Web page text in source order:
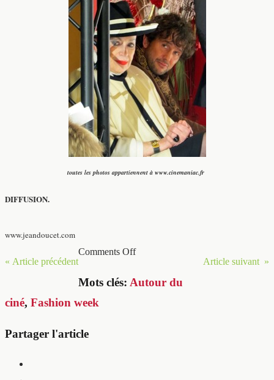
toutes les photos appartiennent à www.cinemaniac.fr
DIFFUSION.
www.jeandoucet.com
« Article précédent Article suivant »
Comments Off
Mots clés: Autour du
ciné, Fashion week
Partager l'article